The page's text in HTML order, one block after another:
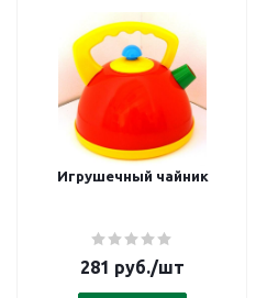
Игрушечный чайник
281 руб./шт